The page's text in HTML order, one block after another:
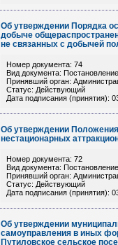
Об утверждении Порядка
добыче
не связанных с добычей
Номер документа: 74
Вид документа: Постановление
Принявший орган:
Статус: Действующий
Дата подписания (принятия):
Об утверждении
нестационарных
Номер документа: 72
Вид документа: Постановление
Принявший орган:
Статус: Действующий
Дата подписания (принятия):
Об утверждении
самоуправления в иных
Путиловское сельское